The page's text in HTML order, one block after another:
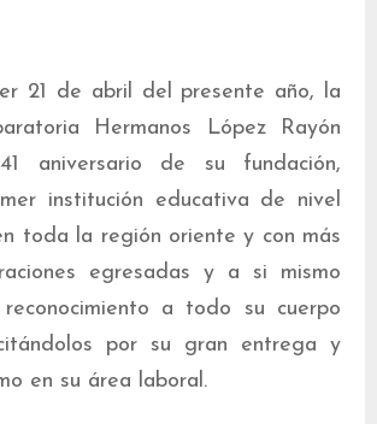
21 de abril del presente año, la
Hermanos López Rayón
aniversario de su fundación,
institución educativa de nivel
toda la región oriente y con más
egresadas y a si mismo
a todo su cuerpo
por su gran entrega y
en su área laboral.